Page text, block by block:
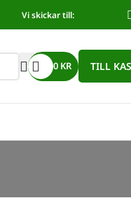
Vi skickar till:
0 KR TILL